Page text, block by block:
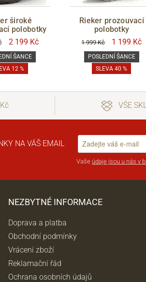
široké
polobotky
2 199 Kč
ŠANCE
12 %
Rieker prozouvací
polobotky
1 999 Kč 1 199 Kč
POSLEDNÍ ŠANCE
SLEVA 40 %
VŠE
NA VÁŠ EMAIL
Vaše údaje jsou u nás v
NEZBYTNÉ INFORMACE
Doprava a platba
Obchodní podmínky
Vrácení zboží
Reklamační řád
Ochrana osobních údajů